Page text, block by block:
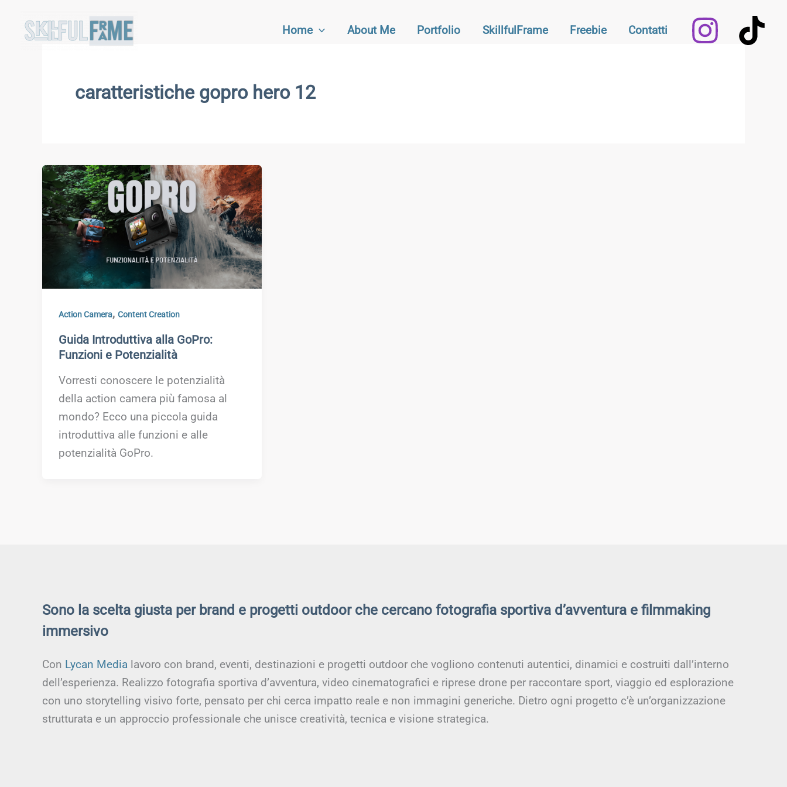
contenuto
Home About Me Portfolio SkillfulFrame Freebie Contatti
caratteristiche gopro hero 12
Action Camera,Content Creation
Guida Introduttiva alla GoPro:
Funzioni e Potenzialità
Vorresti conoscere le potenzialità
della action camera più famosa al
mondo? Ecco una piccola guida
introduttiva alle funzioni e alle
potenzialità GoPro.
Sono la scelta giusta per brand e progetti outdoor che cercano fotografia sportiva d’avventura e filmmaking
immersivo
Con Lycan Media lavoro con brand, eventi, destinazioni e progetti outdoor che vogliono contenuti autentici, dinamici e costruiti dall’interno
dell’esperienza. Realizzo fotografia sportiva d’avventura, video cinematografici e riprese drone per raccontare sport, viaggio ed esplorazione
con uno storytelling visivo forte, pensato per chi cerca impatto reale e non immagini generiche. Dietro ogni progetto c’è un’organizzazione
strutturata e un approccio professionale che unisce creatività, tecnica e visione strategica.